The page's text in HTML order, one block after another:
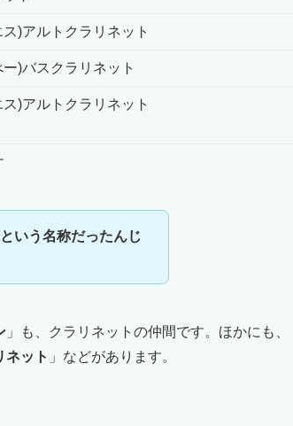
)アルトクラリネット
)バスクラリネット
)アルトクラリネット
いう名称だったんじ
」も、クラリネットの仲間です。ほかにも、
ネット 」などがあります。